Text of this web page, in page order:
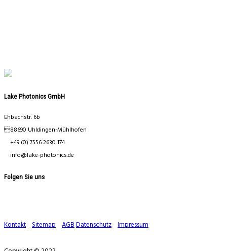
Lake Photonics GmbH
Ehbachstr. 6b
88690 Uhldingen-Mühlhofen
+49 (0) 7556 2630 174
info@lake-photonics.de
Folgen Sie uns
Kontakt Sitemap AGBDatenschutz Impressum